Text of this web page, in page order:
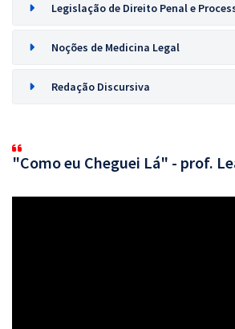
Legislação de Direito Penal e
Noções de Medicina Legal
Redação Discursiva
"Como eu Cheguei Lá" - prof.